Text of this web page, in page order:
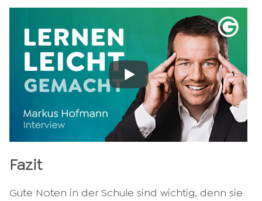
Fazit
Gute Noten in der Schule sind wichtig, denn sie